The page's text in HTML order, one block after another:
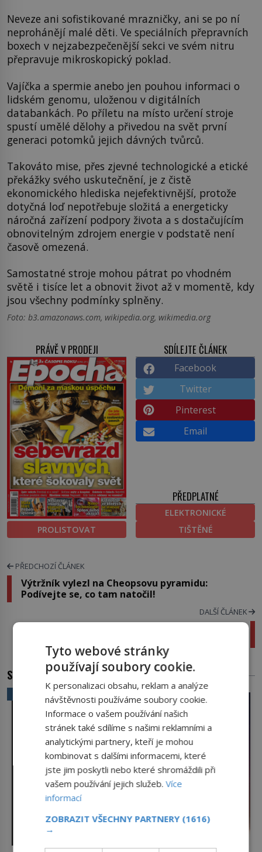
Neveze ani sofistikované mrazničky, ani se po ní
neprohánějí malé děti. Ve speciálních přepravních
boxech v nejzabezpečenější sekci ve svém nitru
přepravuje mikroskopický poklad.
Vajíčka a spermie anebo jen pouhou informaci o
lidském genomu, uloženou v digitálních
databankách. Po příletu na místo určení stroje
spustí umělé dělohy a přivedou na svět první
generaci potomků jejich dávných tvůrců.
Takováto mise, přes zjevné technologické a etické
překážky svého uskutečnění, je z čistě
ekonomického hlediska nejefektivnější, protože
dotyčná loď nepotřebuje složitá a energeticky
náročná zařízení podpory života a s dostačujícím
obnovitelným zdrojem energie v podstatě není
časově omezená.
Samostatné stroje mohou pátrat po vhodném
světě i tisíce let a obnovit život až v momentě, kdy
jsou všechny podmínky splněny.
Foto: b3.amazonaws.com, wikipedia.org, wikimedia.org
PRÁVĚ V PRODEJI
PROLISTOVAT
SDÍLEJTE ČLÁNEK
Facebook
Twitter
Pinterest
Email
PŘEDPLATNÉ
ELEKTRONICKÉ
TIŠTĚNÉ
PŘEDCHOZÍ ČLÁNEK
Výtržník vylezl na Cheopsovu pyramidu:
Podívejte se, co tam natočil!
DALŠÍ ČLÁNEK
SOUVISEJÍCÍ ČLÁNKY
VĚDA A TECHNIKA
Tyto webové stránky
používají soubory cookie.
K personalizaci obsahu, reklam a analýze
návštěvnosti používáme soubory cookie.
Informace o vašem používání našich
stránek také sdílíme s našimi reklamními a
analytickými partnery, kteří je mohou
kombinovat s dalšími informacemi, které
jste jim poskytli nebo které shromáždili při
vašem používání jejich služeb.Více
informací
ZOBRAZIT VŠECHNY PARTNERY (1616)
→